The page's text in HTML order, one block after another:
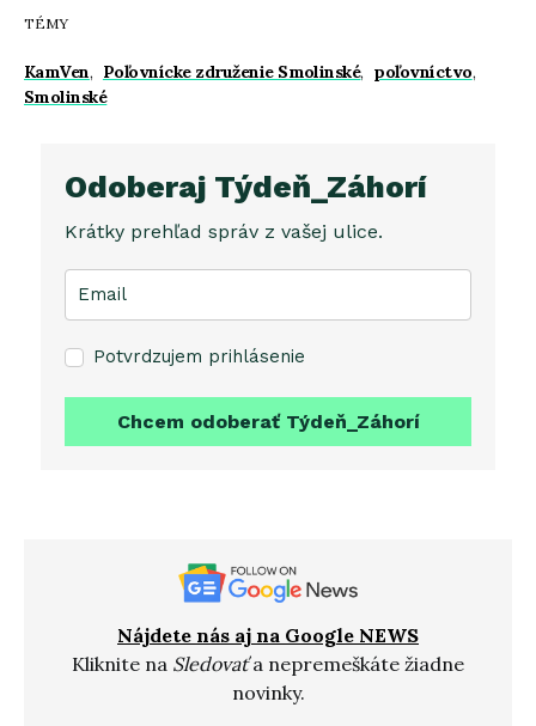
TÉMY
KamVen, Poľovnícke združenie Smolinské, poľovníctvo,
Smolinské
Odoberaj Týdeň_Záhorí
Krátky prehľad správ z vašej ulice.
Potvrdzujem prihlásenie
Chcem odoberať Týdeň_Záhorí
Nájdete nás aj na Google NEWS
Kliknite na Sledovaťa nepremeškáte žiadne
novinky.